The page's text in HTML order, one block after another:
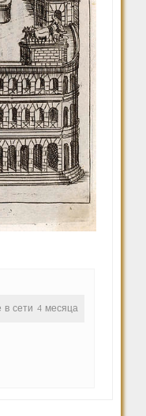
в сети 4 месяца